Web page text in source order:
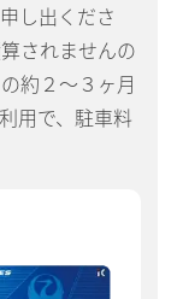
し出くださ
されませんの
約２～３ヶ月
用で、駐車料